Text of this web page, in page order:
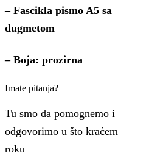
– Fascikla pismo A5 sa
dugmetom
– Boja: prozirna
Imate pitanja?
Tu smo da pomognemo i
odgovorimo u što kraćem
roku